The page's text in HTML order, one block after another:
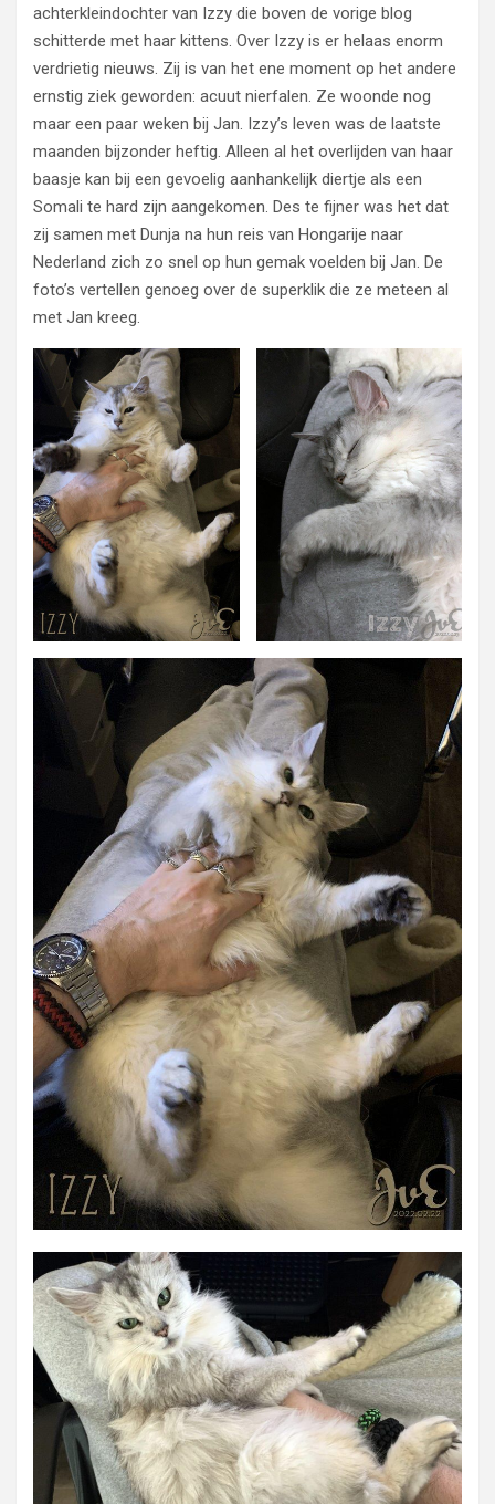
achterkleindochter van Izzy die boven de vorige blog
schitterde met haar kittens. Over Izzy is er helaas enorm
verdrietig nieuws. Zij is van het ene moment op het andere
ernstig ziek geworden: acuut nierfalen. Ze woonde nog
maar een paar weken bij Jan. Izzy’s leven was de laatste
maanden bijzonder heftig. Alleen al het overlijden van haar
baasje kan bij een gevoelig aanhankelijk diertje als een
Somali te hard zijn aangekomen. Des te fijner was het dat
zij samen met Dunja na hun reis van Hongarije naar
Nederland zich zo snel op hun gemak voelden bij Jan. De
foto’s vertellen genoeg over de superklik die ze meteen al
met Jan kreeg.